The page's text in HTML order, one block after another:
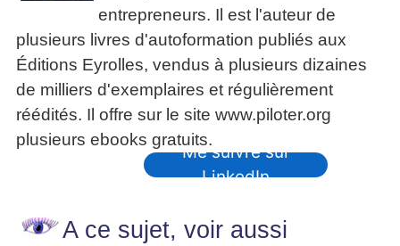
entrepreneurs. Il est l'auteur de
plusieurs livres d'autoformation publiés aux
Éditions Eyrolles, vendus à plusieurs dizaines
de milliers d'exemplaires et régulièrement
réédités. Il offre sur le site www.piloter.org
plusieurs ebooks gratuits.
Me suivre sur
LinkedIn
A ce sujet, voir aussi